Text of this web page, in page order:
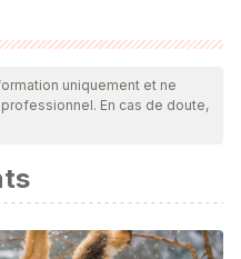
examinées en profondeur
qualité, leur fiabilité, leur
de cet article a été
: Dorling Kindersley.
uniquement et ne
En cas de doute,